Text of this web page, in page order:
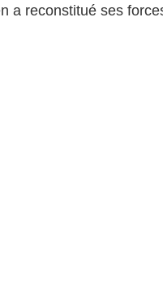
a reconstitué ses